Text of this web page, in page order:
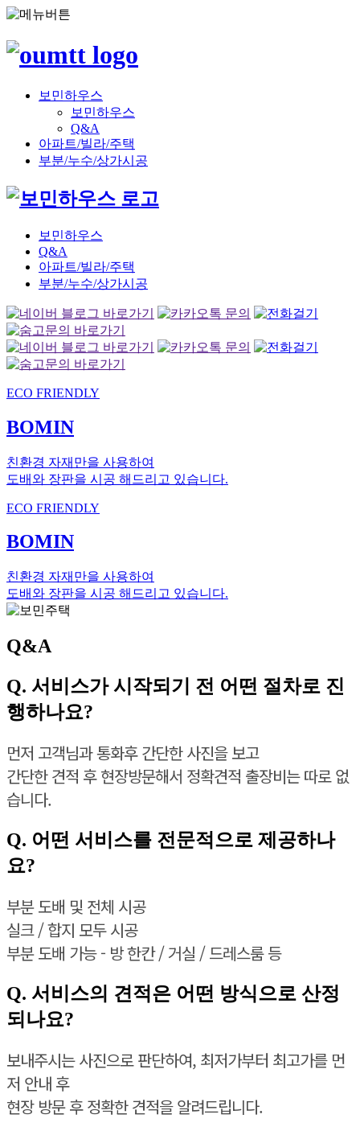
보민하우스
보민하우스
Q&A
아파트/빌라/주택
부분/누수/상가시공
보민하우스
Q&A
아파트/빌라/주택
부분/누수/상가시공
ECO FRIENDLY
BOMIN
친환경 자재만을 사용하여
도배와 장판을 시공 해드리고 있습니다.
ECO FRIENDLY
BOMIN
친환경 자재만을 사용하여
도배와 장판을 시공 해드리고 있습니다.
Q&A
Q. 서비스가 시작되기 전 어떤 절차로 진
행하나요?
먼저 고객님과 통화후 간단한 사진을 보고
간단한 견적 후 현장방문해서 정확견적 출장비는 따로 없
습니다.
Q. 어떤 서비스를 전문적으로 제공하나
요?
부분 도배 및 전체 시공
실크 / 합지 모두 시공
부분 도배 가능 - 방 한칸 / 거실 / 드레스룸 등
Q. 서비스의 견적은 어떤 방식으로 산정
되나요?
보내주시는 사진으로 판단하여, 최저가부터 최고가를 먼
저 안내 후
현장 방문 후 정확한 견적을 알려드립니다.